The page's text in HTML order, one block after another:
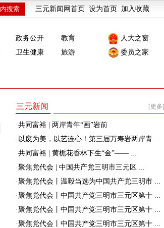
三元新闻网首页 设为首页 加入收藏
政务公开 教育
人大之窗
卫生健康 旅游 委员之家
[更多]
三元新闻
·共同富裕 | 两岸青年“画”岩前
· 以废为美，以艺连心！第三届万寿岩两岸青 ...
·共同富裕 | 黄栀花香林下生“金”—— ...
·聚焦党代会 | 中国共产党三明市三元区 ...
·聚焦党代会丨温毅当选为中国共产党三明市 ...
·聚焦党代会丨中国共产党三明市三元区第十 ...
·聚焦党代会丨中国共产党三明市三元区第十 ...
·聚焦党代会丨中国共产党三明市三元区第十 ...